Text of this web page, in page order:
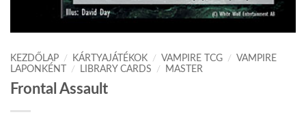
KEZDŐLAP / KÁRTYAJÁTÉKOK / VAMPIRE TCG /
VAMPIRE
LAPONKÉNT
/ LIBRARY CARDS / MASTER
Frontal Assault